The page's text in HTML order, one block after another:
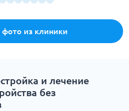
из клиники
и лечение
без